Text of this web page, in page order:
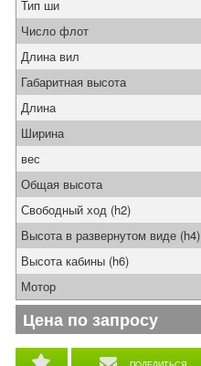
Тип ши
Число флот
Длина вил
Габаритная высота
Длина
Ширина
вес
Общая высота
Свободный ход (h2)
Высота в развернутом виде (h4)
Высота кабины (h6)
Мотор
Цена по запросу